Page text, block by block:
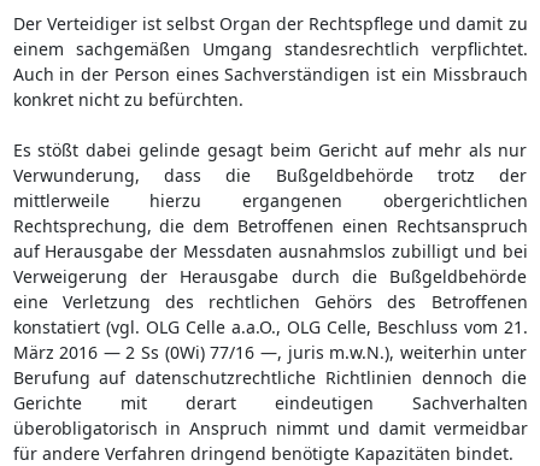
Der Verteidiger ist selbst Organ der Rechtspflege und damit zu
einem sachgemäßen Umgang standesrechtlich verpflichtet.
Auch in der Person eines Sachverständigen ist ein Missbrauch
konkret nicht zu befürchten.
Es stößt dabei gelinde gesagt beim Gericht auf mehr als nur
Verwunderung, dass die Bußgeldbehörde trotz der
mittlerweile hierzu ergangenen obergerichtlichen
Rechtsprechung, die dem Betroffenen einen Rechtsanspruch
auf Herausgabe der Messdaten ausnahmslos zubilligt und bei
Verweigerung der Herausgabe durch die Bußgeldbehörde
eine Verletzung des rechtlichen Gehörs des Betroffenen
konstatiert (vgl. OLG Celle a.a.O., OLG Celle, Beschluss vom 21.
März 2016 — 2 Ss (0Wi) 77/16 —, juris m.w.N.), weiterhin unter
Berufung auf datenschutzrechtliche Richtlinien dennoch die
Gerichte mit derart eindeutigen Sachverhalten
überobligatorisch in Anspruch nimmt und damit vermeidbar
für andere Verfahren dringend benötigte Kapazitäten bindet.